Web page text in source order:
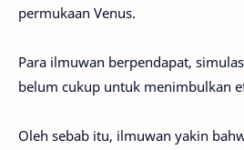
permukaan Venus.
Para ilmuwan berpendapat,
belum cukup untuk menimbulkan
Oleh sebab itu, ilmuwan yakin